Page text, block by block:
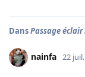
DansPassage éclair
nainfa 22